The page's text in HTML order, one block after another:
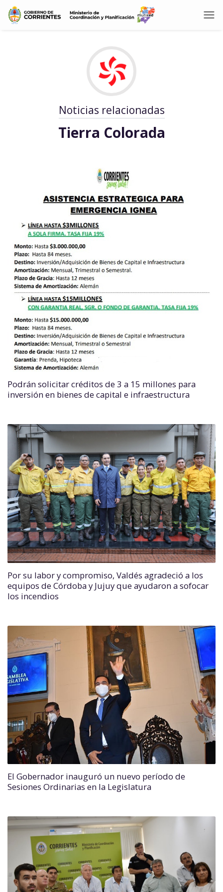
Noticias relacionadas
Tierra Colorada
Podrán solicitar créditos de 3 a 15 millones para
inversión en bienes de capital e infraestructura
Por su labor y compromiso, Valdés agradeció a los
equipos de Córdoba y Jujuy que ayudaron a sofocar
los incendios
El Gobernador inauguró un nuevo período de
Sesiones Ordinarias en la Legislatura